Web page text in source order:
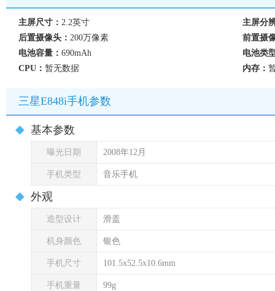
主屏尺寸： 2.2英寸
主屏分
后置摄像头： 200万像素
前置摄
电池容量： 690mAh
电池类
CPU： 暂无数据 内存：
三星E848i手机参数
基本参数
曝光日期 2008年12月
手机类型 音乐手机
外观
造型设计 滑盖
机身颜色 银色
手机尺寸 101.5x52.5x10.6mm
手机重量 99g